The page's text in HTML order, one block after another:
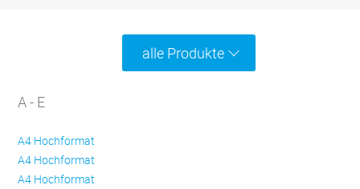
alle Produkte
A - E
A4 Hochformat
A4 Hochformat
A4 Hochformat